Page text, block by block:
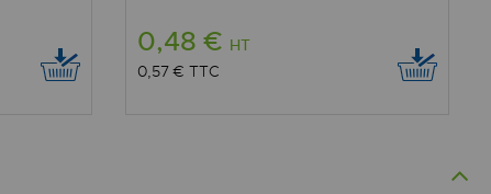
0,48 € HT
0,57 € TTC